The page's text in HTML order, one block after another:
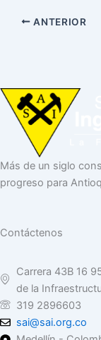
ANTERIOR
Más de un siglo
progreso para
Contáctenos
Carrera 43B 16
de la
319 2896603
sai@sai.org.co